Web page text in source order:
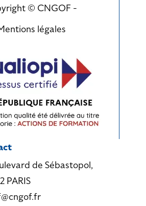
© CNGOF -
légales
de Sébastopol,
PARIS